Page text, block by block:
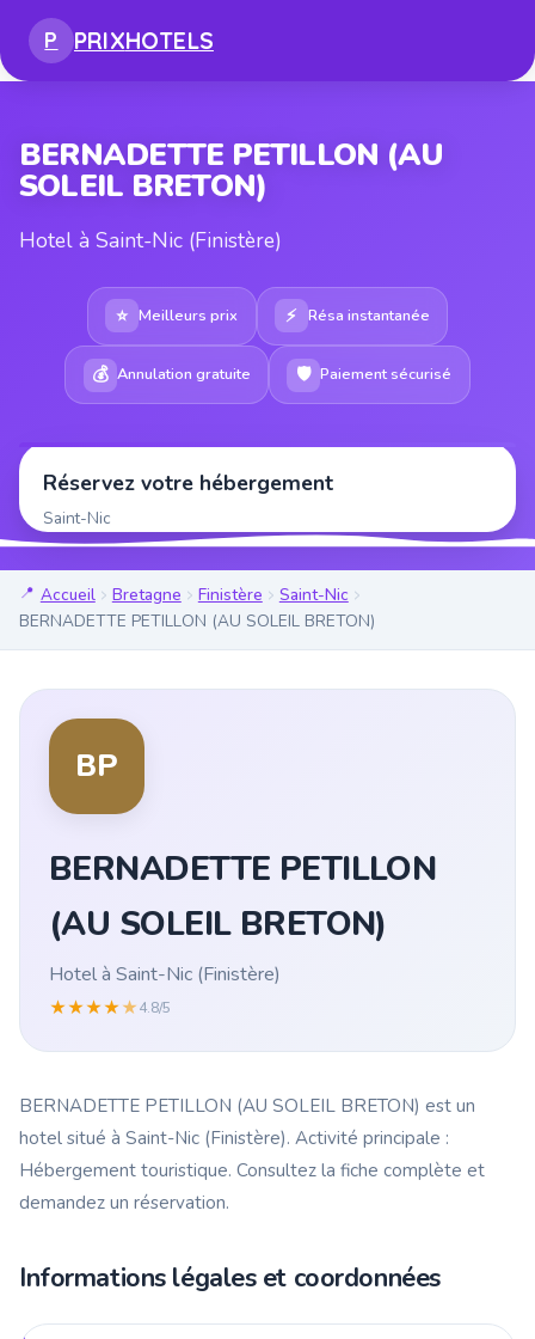
P PRIXHOTELS
BERNADETTE PETILLON (AU
SOLEIL BRETON)
Hotel à Saint-Nic (Finistère)
⭐ Meilleurs prix ⚡ Résa instantanée
💰 Annulation gratuite 🛡 Paiement sécurisé
Réservez votre hébergement
Saint-Nic
Accueil Bretagne Finistère
Saint-Nic
BERNADETTE PETILLON (AU SOLEIL BRETON)
BP
BERNADETTE PETILLON
(AU SOLEIL BRETON)
Hotel à Saint-Nic (Finistère)
★★★★★4.8/5
BERNADETTE PETILLON (AU SOLEIL BRETON) est un
hotel situé à Saint-Nic (Finistère). Activité principale :
Hébergement touristique. Consultez la fiche complète et
demandez un réservation.
Informations légales et coordonnées